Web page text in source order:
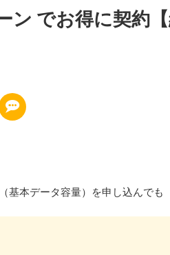
ン でお得に契約
本データ容量）を申し込んでも